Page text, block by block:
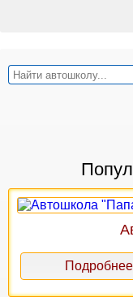
Подробнее